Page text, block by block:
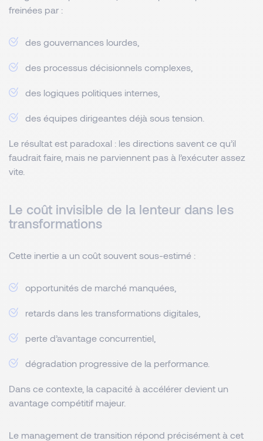
freinées par :
des gouvernances lourdes,
des processus décisionnels complexes,
des logiques politiques internes,
des équipes dirigeantes déjà sous tension.
Le résultat est paradoxal : les directions savent ce qu’il
faudrait faire, mais ne parviennent pas à l’exécuter assez
vite.
Le coût invisible de la lenteur dans les
transformations
Cette inertie a un coût souvent sous-estimé :
opportunités de marché manquées,
retards dans les transformations digitales,
perte d’avantage concurrentiel,
dégradation progressive de la performance.
Dans ce contexte, la capacité à accélérer devient un
avantage compétitif majeur.
Le management de transition répond précisément à cet